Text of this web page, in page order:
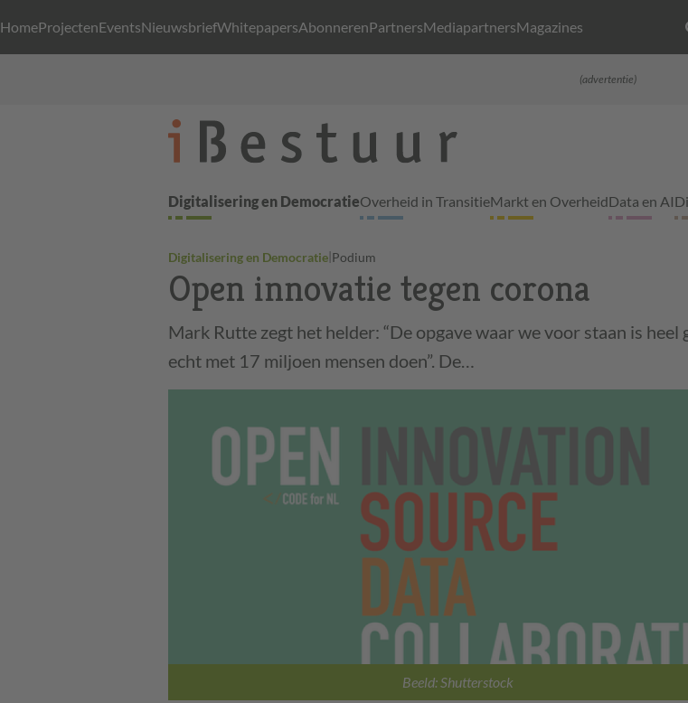
HomeProjectenEventsNieuwsbriefWhitepapersAbonnerenPartnersMediapartnersMagazines
(advertentie)
Digitalisering en DemocratieOverheid in TransitieMarkt en OverheidData en AI
Digitalisering en Democratie|Podium
Open innovatie tegen corona
Mark Rutte zegt het helder: “De opgave waar we voor staan is
echt met 17 miljoen mensen doen”. De…
Beeld: Shutterstock